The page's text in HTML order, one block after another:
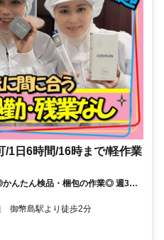
/1日6時間/16時まで/軽作業
んたん検品・梱包の作業◎ 週3日
西線 御幣島駅より徒歩2分